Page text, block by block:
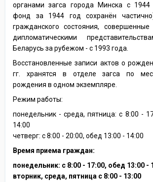
органами загса города Минска с 1944
фонд за 1944 год сохранён
гражданского состояния, совершенные
дипломатическими
Беларусь за рубежом - с 1993 года.
Восстановленные записи актов о
гг. хранятся в отделе загса по
рождения в одном экземпляре.
Режим работы:
понедельник - среда, пятница: с 8:00 -
14:00
четверг: с 8:00 - 20:00, обед 13:00 - 14:00
Время приема граждан:
понедельник: с 8:00 - 17:00, обед 13:00 -
вторник, среда, пятница с 8:00 - 13:00